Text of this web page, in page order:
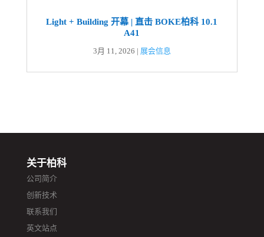
Light + Building 开幕 | 直击 BOKE柏科 10.1
A41
3月 11, 2026 | 展会信息
关于柏科
公司简介
创新技术
联系我们
英文站点